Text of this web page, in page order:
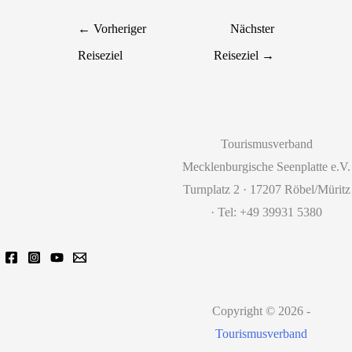
← Vorheriger
Reiseziel
Nächster
Reiseziel →
Tourismusverband
Mecklenburgische Seenplatte e.V.
Turnplatz 2 · 17207 Röbel/Müritz
· Tel: +49 39931 5380
Copyright © 2026 -
Tourismusverband